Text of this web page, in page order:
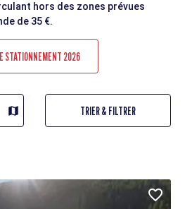
hors des zones prévues
de 35 €.
STATIONNEMENT 2026
TRIER & FILTRER